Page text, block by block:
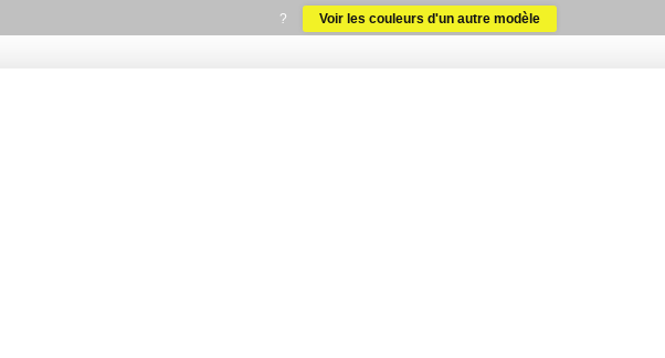
? Voir les couleurs d'un autre modèle